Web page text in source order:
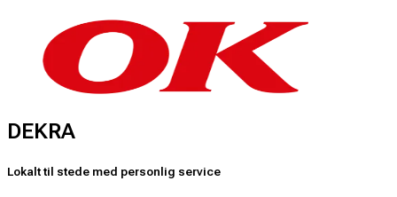
DEKRA
Lokalt til stede med personlig service